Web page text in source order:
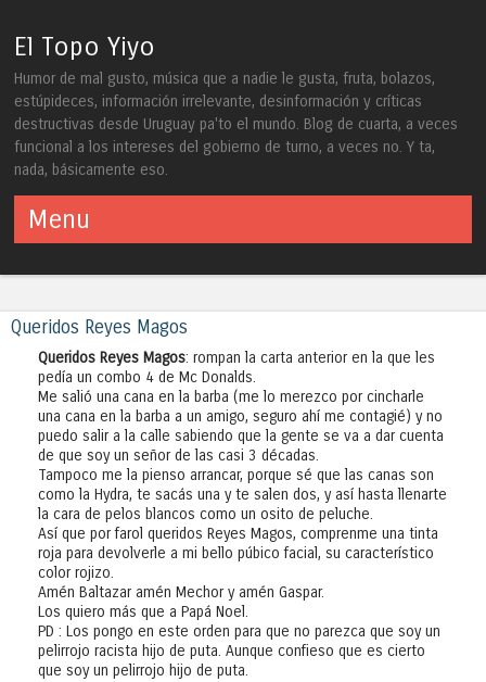
El Topo Yiyo
Humor de mal gusto, música que a nadie le gusta, fruta, bolazos,
estúpideces, información irrelevante, desinformación y críticas
destructivas desde Uruguay pa'to el mundo. Blog de cuarta, a veces
funcional a los intereses del gobierno de turno, a veces no. Y ta,
nada, básicamente eso.
Menu
Queridos Reyes Magos
Queridos Reyes Magos: rompan la carta anterior en la que les
pedía un combo 4 de Mc Donalds.
Me salió una cana en la barba (me lo merezco por cincharle
una cana en la barba a un amigo, seguro ahí me contagié) y no
puedo salir a la calle sabiendo que la gente se va a dar cuenta
de que soy un señor de las casi 3 décadas.
Tampoco me la pienso arrancar, porque sé que las canas son
como la Hydra, te sacás una y te salen dos, y así hasta llenarte
la cara de pelos blancos como un osito de peluche.
Así que por farol queridos Reyes Magos, comprenme una tinta
roja para devolverle a mi bello púbico facial, su característico
color rojizo.
Amén Baltazar amén Mechor y amén Gaspar.
Los quiero más que a Papá Noel.
PD : Los pongo en este orden para que no parezca que soy un
pelirrojo racista hijo de puta. Aunque confieso que es cierto
que soy un pelirrojo hijo de puta.